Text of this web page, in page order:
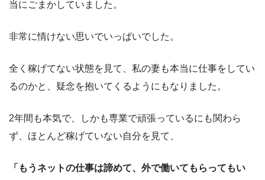
当にごまかしていました。
非常に情けない思いでいっぱいでした。
全く稼げてない状態を見て、私の妻も本当に仕事をしてい
るのかと、疑念を抱いてくるようにもなりました。
2年間も本気で、しかも専業で頑張っているにも関わら
ず、ほとんど稼げていない自分を見て、
「もうネットの仕事は諦めて、外で働いてもらってもい